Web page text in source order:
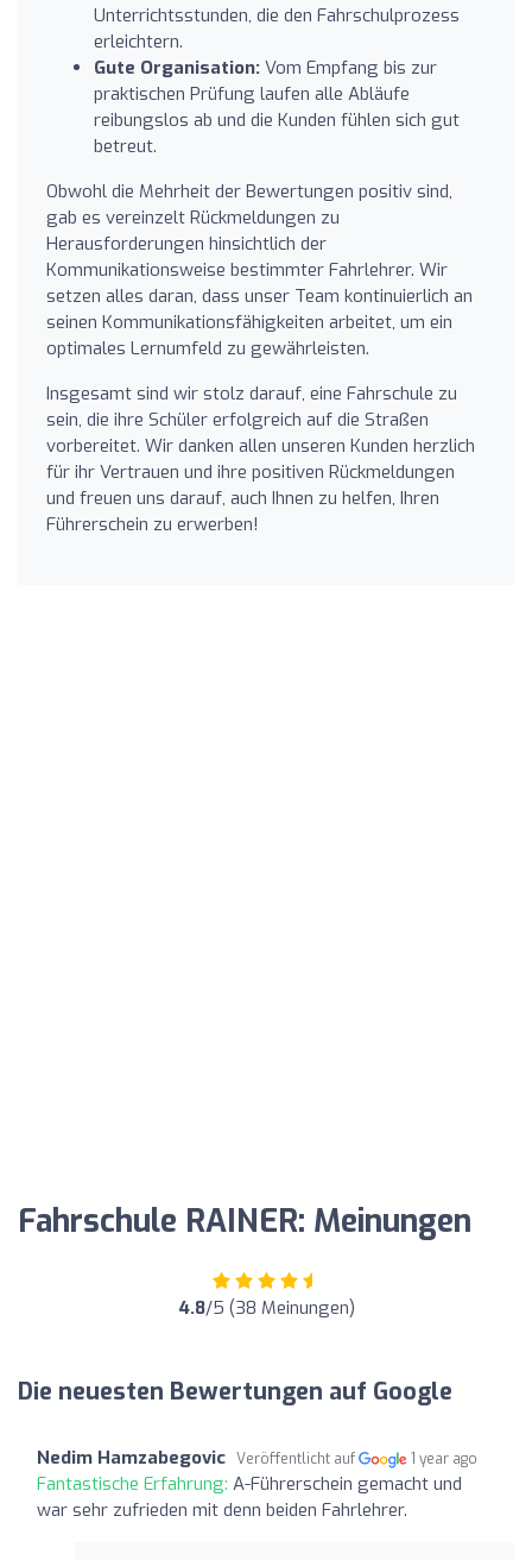
Unterrichtsstunden, die den Fahrschulprozess
erleichtern.
Gute Organisation: Vom Empfang bis zur
praktischen Prüfung laufen alle Abläufe
reibungslos ab und die Kunden fühlen sich gut
betreut.
Obwohl die Mehrheit der Bewertungen positiv sind,
gab es vereinzelt Rückmeldungen zu
Herausforderungen hinsichtlich der
Kommunikationsweise bestimmter Fahrlehrer. Wir
setzen alles daran, dass unser Team kontinuierlich an
seinen Kommunikationsfähigkeiten arbeitet, um ein
optimales Lernumfeld zu gewährleisten.
Insgesamt sind wir stolz darauf, eine Fahrschule zu
sein, die ihre Schüler erfolgreich auf die Straßen
vorbereitet. Wir danken allen unseren Kunden herzlich
für ihr Vertrauen und ihre positiven Rückmeldungen
und freuen uns darauf, auch Ihnen zu helfen, Ihren
Führerschein zu erwerben!
Fahrschule RAINER: Meinungen
4.8/5 (38 Meinungen)
Die neuesten Bewertungen auf Google
Nedim Hamzabegovic Veröffentlicht auf 1 year ago
Fantastische Erfahrung: A-Führerschein gemacht und
war sehr zufrieden mit denn beiden Fahrlehrer.